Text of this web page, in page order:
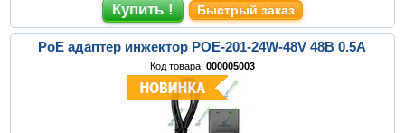
Быстрый заказ
PoE адаптер инжектор POE-201-24W-48V 48В 0.5A
Код товара: 000005003